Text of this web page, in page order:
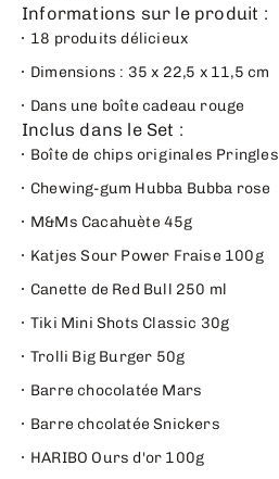
Informations sur le produit :
18 produits délicieux
Dimensions : 35 x 22,5 x 11,5 cm
Dans une boîte cadeau rouge
Inclus dans le Set :
Boîte de chips originales Pringles
Chewing-gum Hubba Bubba rose
M&Ms Cacahuète 45g
Katjes Sour Power Fraise 100g
Canette de Red Bull 250 ml
Tiki Mini Shots Classic 30g
Trolli Big Burger 50g
Barre chocolatée Mars
Barre chcolatée Snickers
HARIBO Ours d'or 100g